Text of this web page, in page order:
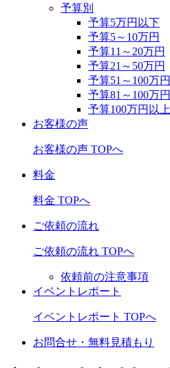
予算別
予算5万円以下
予算5～10万円
予算11～20万円
予算21～50万円
予算51～100万円
予算81～100万円
予算100万円以上
お客様の声
お客様の声 TOPへ
料金
料金 TOPへ
ご依頼の流れ
ご依頼の流れ TOPへ
依頼前の注意事項
イベントレポート
イベントレポート TOPへ
お問合せ・無料見積もり